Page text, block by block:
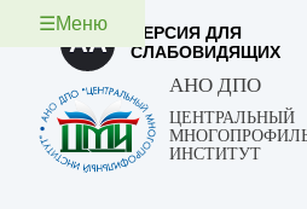
☰Меню
AA
ВЕРСИЯ ДЛЯ
СЛАБОВИДЯЩИХ
АНО ДПО
ЦЕНТРАЛЬНЫЙ
ИНСТИТУТ